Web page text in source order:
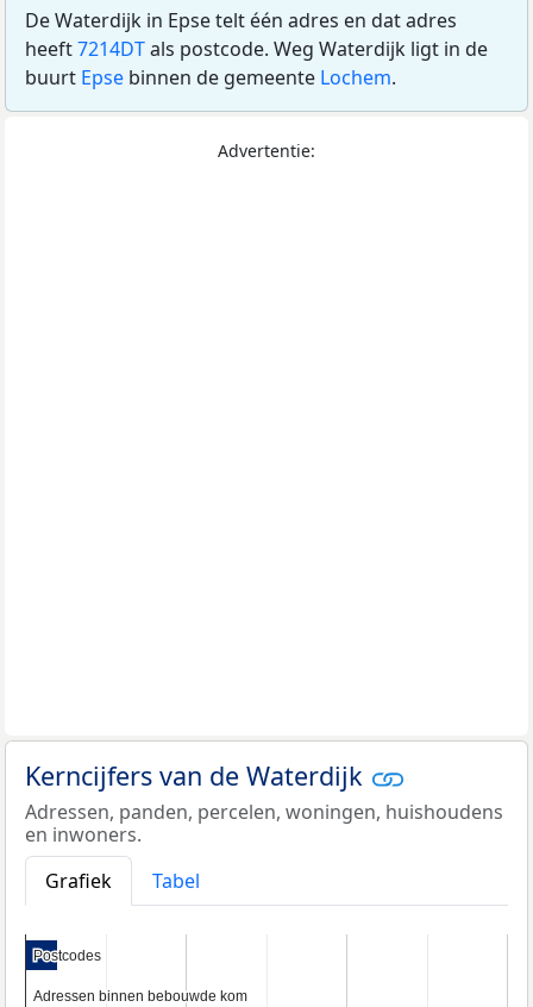
De Waterdijk in Epse telt één adres en dat adres
heeft7214DTals postcode. Weg Waterdijk ligt in de
buurt Epse binnen de gemeente Lochem.
Advertentie:
Kerncijfers van de Waterdijk
Adressen, panden, percelen, woningen, huishoudens
en inwoners.
Grafiek
Tabel
Postcodes
Postcodes
Adressen binnen bebouwde kom
Adressen binnen bebouwde kom